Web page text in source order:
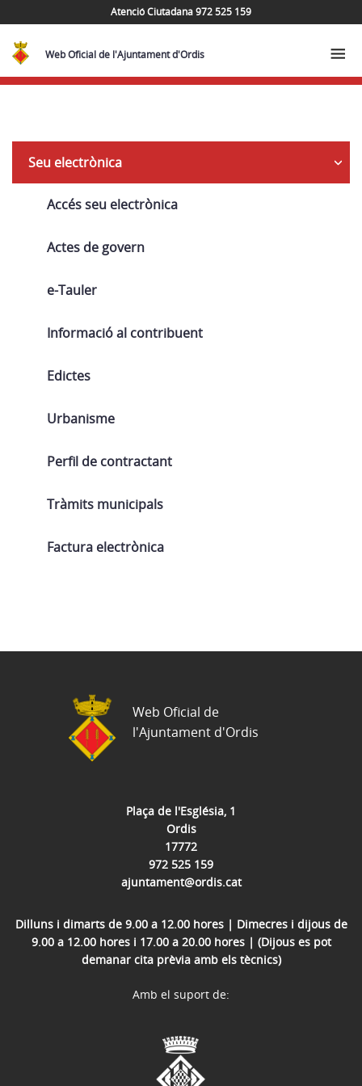
Atenció Ciutadana 972 525 159
Web Oficial de l'Ajuntament d'Ordis
Navega
Seu electrònica
Accés seu electrònica
Actes de govern
e-Tauler
Informació al contribuent
Edictes
Urbanisme
Perfil de contractant
Tràmits municipals
Factura electrònica
Plaça de l'Església, 1
Ordis
17772
972 525 159
ajuntament@ordis.cat
Dilluns i dimarts de 9.00 a 12.00 hores | Dimecres i dijous de
9.00 a 12.00 hores i 17.00 a 20.00 hores | (Dijous es pot
demanar cita prèvia amb els tècnics)
Web Oficial de
l'Ajuntament d'Ordis
Amb el suport de: